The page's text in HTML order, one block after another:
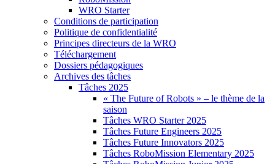
WRO Starter
Conditions de participation
Politique de confidentialité
Principes directeurs de la WRO
Téléchargement
Dossiers pédagogiques
Archives des tâches
Tâches 2025
« The Future of Robots » – le thème de la
saison
Tâches WRO Starter 2025
Tâches Future Engineers 2025
Tâches Future Innovators 2025
Tâches RoboMission Elementary 2025